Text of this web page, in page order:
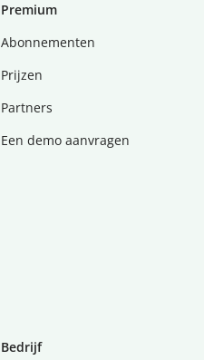
Premium
Abonnementen
Prijzen
Partners
Een demo aanvragen
Bedrijf